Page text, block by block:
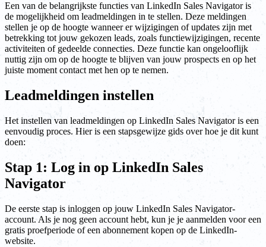
Een van de belangrijkste functies van LinkedIn Sales Navigator is
de mogelijkheid om leadmeldingen in te stellen. Deze meldingen
stellen je op de hoogte wanneer er wijzigingen of updates zijn met
betrekking tot jouw gekozen leads, zoals functiewijzigingen, recente
activiteiten of gedeelde connecties. Deze functie kan ongelooflijk
nuttig zijn om op de hoogte te blijven van jouw prospects en op het
juiste moment contact met hen op te nemen.
Leadmeldingen instellen
Het instellen van leadmeldingen op LinkedIn Sales Navigator is een
eenvoudig proces. Hier is een stapsgewijze gids over hoe je dit kunt
doen:
Stap 1: Log in op LinkedIn Sales
Navigator
De eerste stap is inloggen op jouw LinkedIn Sales Navigator-
account. Als je nog geen account hebt, kun je je aanmelden voor een
gratis proefperiode of een abonnement kopen op de LinkedIn-
website.